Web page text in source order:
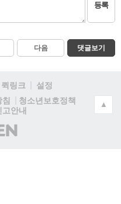
등록
다음 댓글보기
퀵링크
설정
청소년보호정책
안내
▲